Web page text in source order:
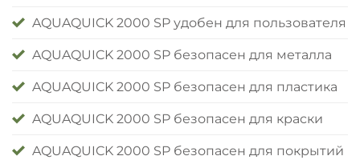
AQUAQUICK 2000 SP удобен для пользователя
AQUAQUICK 2000 SP безопасен для металла
AQUAQUICK 2000 SP безопасен для пластика
AQUAQUICK 2000 SP безопасен для краски
AQUAQUICK 2000 SP безопасен для покрытий